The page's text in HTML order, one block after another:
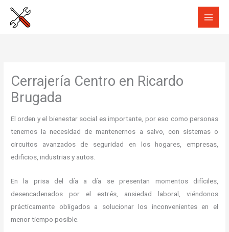
Cerrajería Centro en Ricardo
Brugada
El orden y el bienestar social es importante, por eso como personas
tenemos la necesidad de mantenernos a salvo, con sistemas o
circuitos avanzados de seguridad en los hogares, empresas,
edificios, industrias y autos.
En la prisa del día a día se presentan momentos difíciles,
desencadenados por el estrés, ansiedad laboral, viéndonos
prácticamente obligados a solucionar los inconvenientes en el
menor tiempo posible.